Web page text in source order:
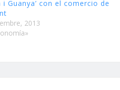
i Guanya’ con el comercio de
2013